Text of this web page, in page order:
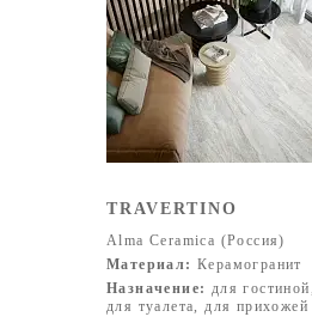
TRAVERTINO
Alma Ceramica (Россия)
Материал: Керамогранит
Назначение: для
для туалета, для прихожей